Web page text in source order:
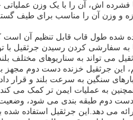
و وزن آن را مناسب برای طیف
به سفارشی کردن رسیدن جرثقیل با
می تواند به سناریوهای مختلف
سنگین به سرعت بلند و قرار
به عملیات ایمن تر کمک می
دوم طبقه بندی می شود، وضعیت
می دهد.این جرثقیل استفاده